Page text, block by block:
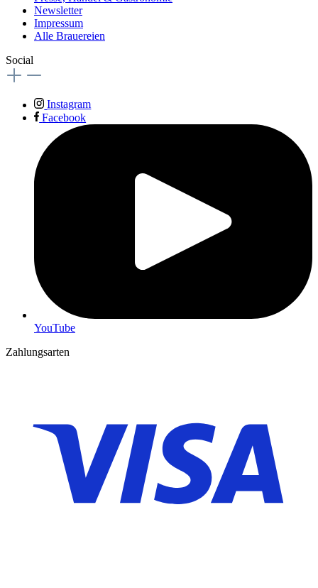
Newsletter
Impressum
Alle Brauereien
Social
Instagram
Facebook
YouTube
Zahlungsarten